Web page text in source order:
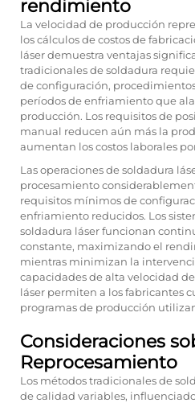
rendimiento
La velocidad de producción
los cálculos de costos de
láser demuestra ventajas
tradicionales de soldadura
de configuración,
períodos de enfriamiento que
producción. Los requisitos de
manual reducen aún más la
aumentan los costos laborales
Las operaciones de soldadura
procesamiento
requisitos mínimos de
enfriamiento reducidos. Los
soldadura láser funcionan
constante, maximizando el
mientras minimizan la
capacidades de alta velocidad
láser permiten a los fabricantes
programas de producción
Consideraciones
Reprocesamiento
Los métodos tradicionales de
de calidad variables,